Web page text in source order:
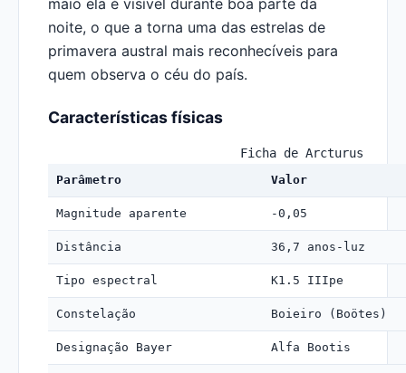
maio ela é visível durante boa parte da
noite, o que a torna uma das estrelas de
primavera austral mais reconhecíveis para
quem observa o céu do país.
Características físicas
Ficha de Arcturus
Parâmetro Valor
Magnitude aparente -0,05
Distância 36,7 anos-luz
Tipo espectral K1.5 IIIpe
Constelação Boieiro (Boötes)
Designação Bayer Alfa Bootis